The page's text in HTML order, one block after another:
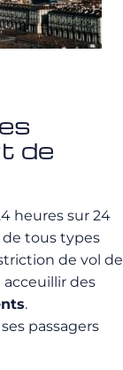
de
heures sur 24
de tous types
de vol de
des
.
passagers